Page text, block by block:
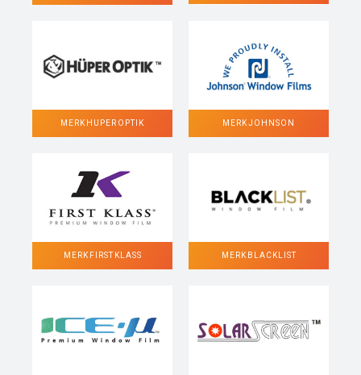
MERK HUPER OPTIK MERK JOHNSON
MERK FIRST KLASS MERK BLACKLIST